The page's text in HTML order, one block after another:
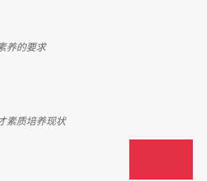
养的要求
素质培养现状